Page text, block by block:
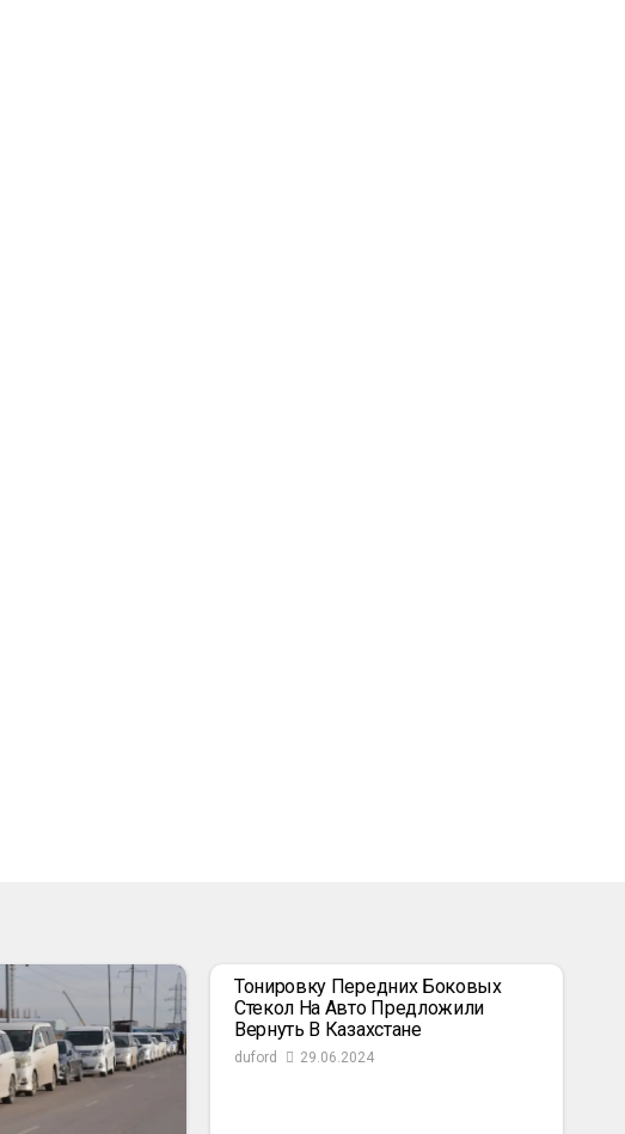
Тонировку Передних Боковых
Стекол На Авто Предложили
Вернуть В Казахстане
duford 29.06.2024